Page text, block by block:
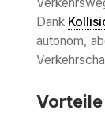
Dank
autonom,
Vorteile